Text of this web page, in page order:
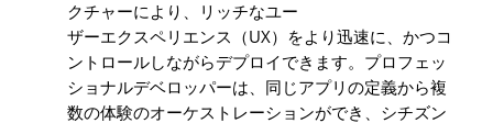
クチャーにより、リッチなユー
ザーエクスペリエンス（UX）をより迅速に、かつコ
ントロールしながらデプロイできます。プロフェッ
ショナルデベロッパーは、同じアプリの定義から複
数の体験のオーケストレーションができ、シチズン